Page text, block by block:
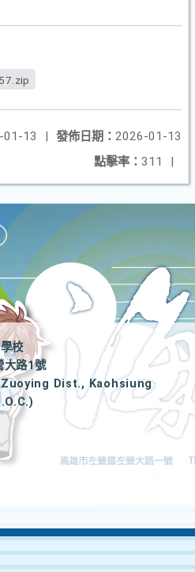
發佈日期： 2026-01-13
01-13
|
點擊率： 311 |
校
大路1號
Dist., Kaohsiung